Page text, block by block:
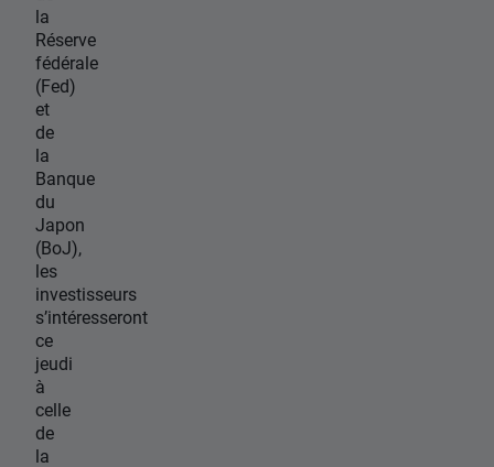
la
Réserve
fédérale
(Fed)
et
de
la
Banque
du
Japon
(BoJ),
les
investisseurs
s’intéresseront
ce
jeudi
à
celle
de
la